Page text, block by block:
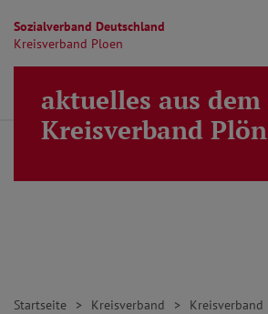
Sozialverband Deutschland
Kreisverband Ploen
Direkt zu den Inhalten springen
MENÜ
aktuelles aus dem
Kreisverband Plön
Startseite Kreisverband Kreisverband